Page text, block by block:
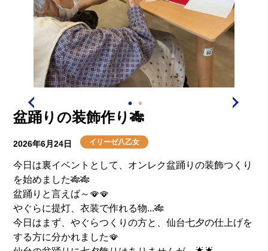
盆踊りの装飾作り🎋
2026年6月24日 イリーゼ八乙女
今日は裏イベントとして、オンレク盆踊りの装飾つくり
を始めました🎋🎋
盆踊りと言えば～🪭🪭
やぐらに提灯、衣装で作れる物...🎋
今日はまず、やぐらつくりの方と、仙台七夕の仕上げを
する方に分かれました🪭